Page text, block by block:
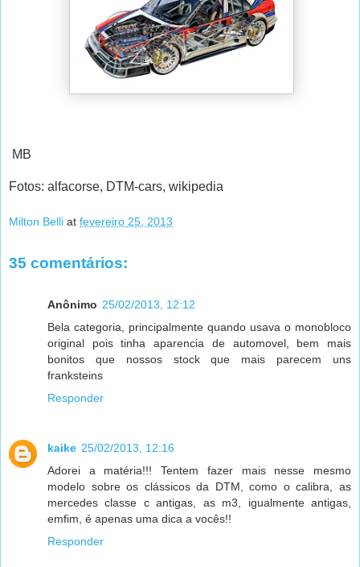
MB
Fotos: alfacorse, DTM-cars, wikipedia
Milton Belli at fevereiro 25, 2013
35 comentários:
Anônimo 25/02/2013, 12:12
Bela categoria, principalmente quando usava o monobloco
original pois tinha aparencia de automovel, bem mais
bonitos que nossos stock que mais parecem uns
franksteins
Responder
kaike 25/02/2013, 12:16
Adorei a matéria!!! Tentem fazer mais nesse mesmo
modelo sobre os clássicos da DTM, como o calibra, as
mercedes classe c antigas, as m3, igualmente antigas,
emfim, é apenas uma dica a vocês!!
Responder